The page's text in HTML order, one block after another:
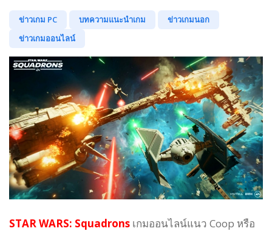
ข่าวเกม PC บทความแนะนำเกม
ข่าวเกมนอก
ข่าวเกมออนไลน์
STAR WARS: Squadrons เกมออนไลน์แนว Coop หรือ